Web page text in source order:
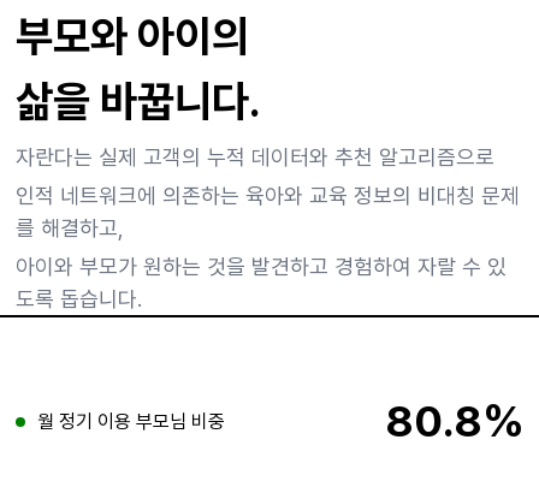
부모와 아이의
삶을 바꿉니다.
자란다는 실제 고객의 누적 데이터와 추천 알고리즘으로
인적 네트워크에 의존하는 육아와 교육 정보의 비대칭 문제
를 해결하고,
아이와 부모가 원하는 것을 발견하고 경험하여 자랄 수 있
도록 돕습니다.
월 정기 이용 부모님 비중 80.8%